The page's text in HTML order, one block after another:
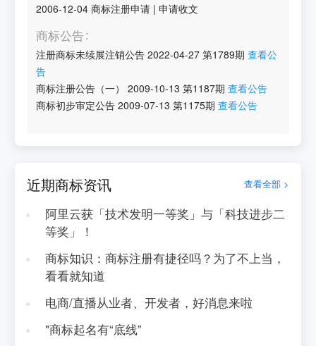
2006-12-04 商标注册申请 |申请收文
商标公告
注册商标未续展注销公告 2022-04-27 第1789期 查看公
告
商标注册公告（一）
2009-10-13 第1187期 查看公告
商标初步审定公告 2009-07-13 第1175期 查看公告
近期商标资讯 查看全部 >
阿里云获「技术发明一等奖」与「科技进步二
等奖」！
商标知识：商标注册有捷径吗？为了不上当，
看看就知道
电商/直播从业者、开发者，好消息来啦
"商标起名有“底线”